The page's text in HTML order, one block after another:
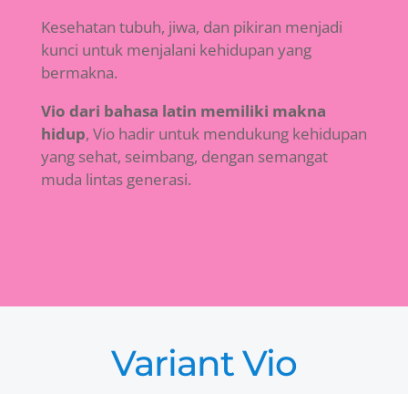
Kesehatan tubuh, jiwa, dan pikiran menjadi
kunci untuk menjalani kehidupan yang
bermakna.
Vio dari bahasa latin memiliki makna
hidup, Vio hadir untuk mendukung kehidupan
yang sehat, seimbang, dengan semangat
muda lintas generasi.
Variant Vio